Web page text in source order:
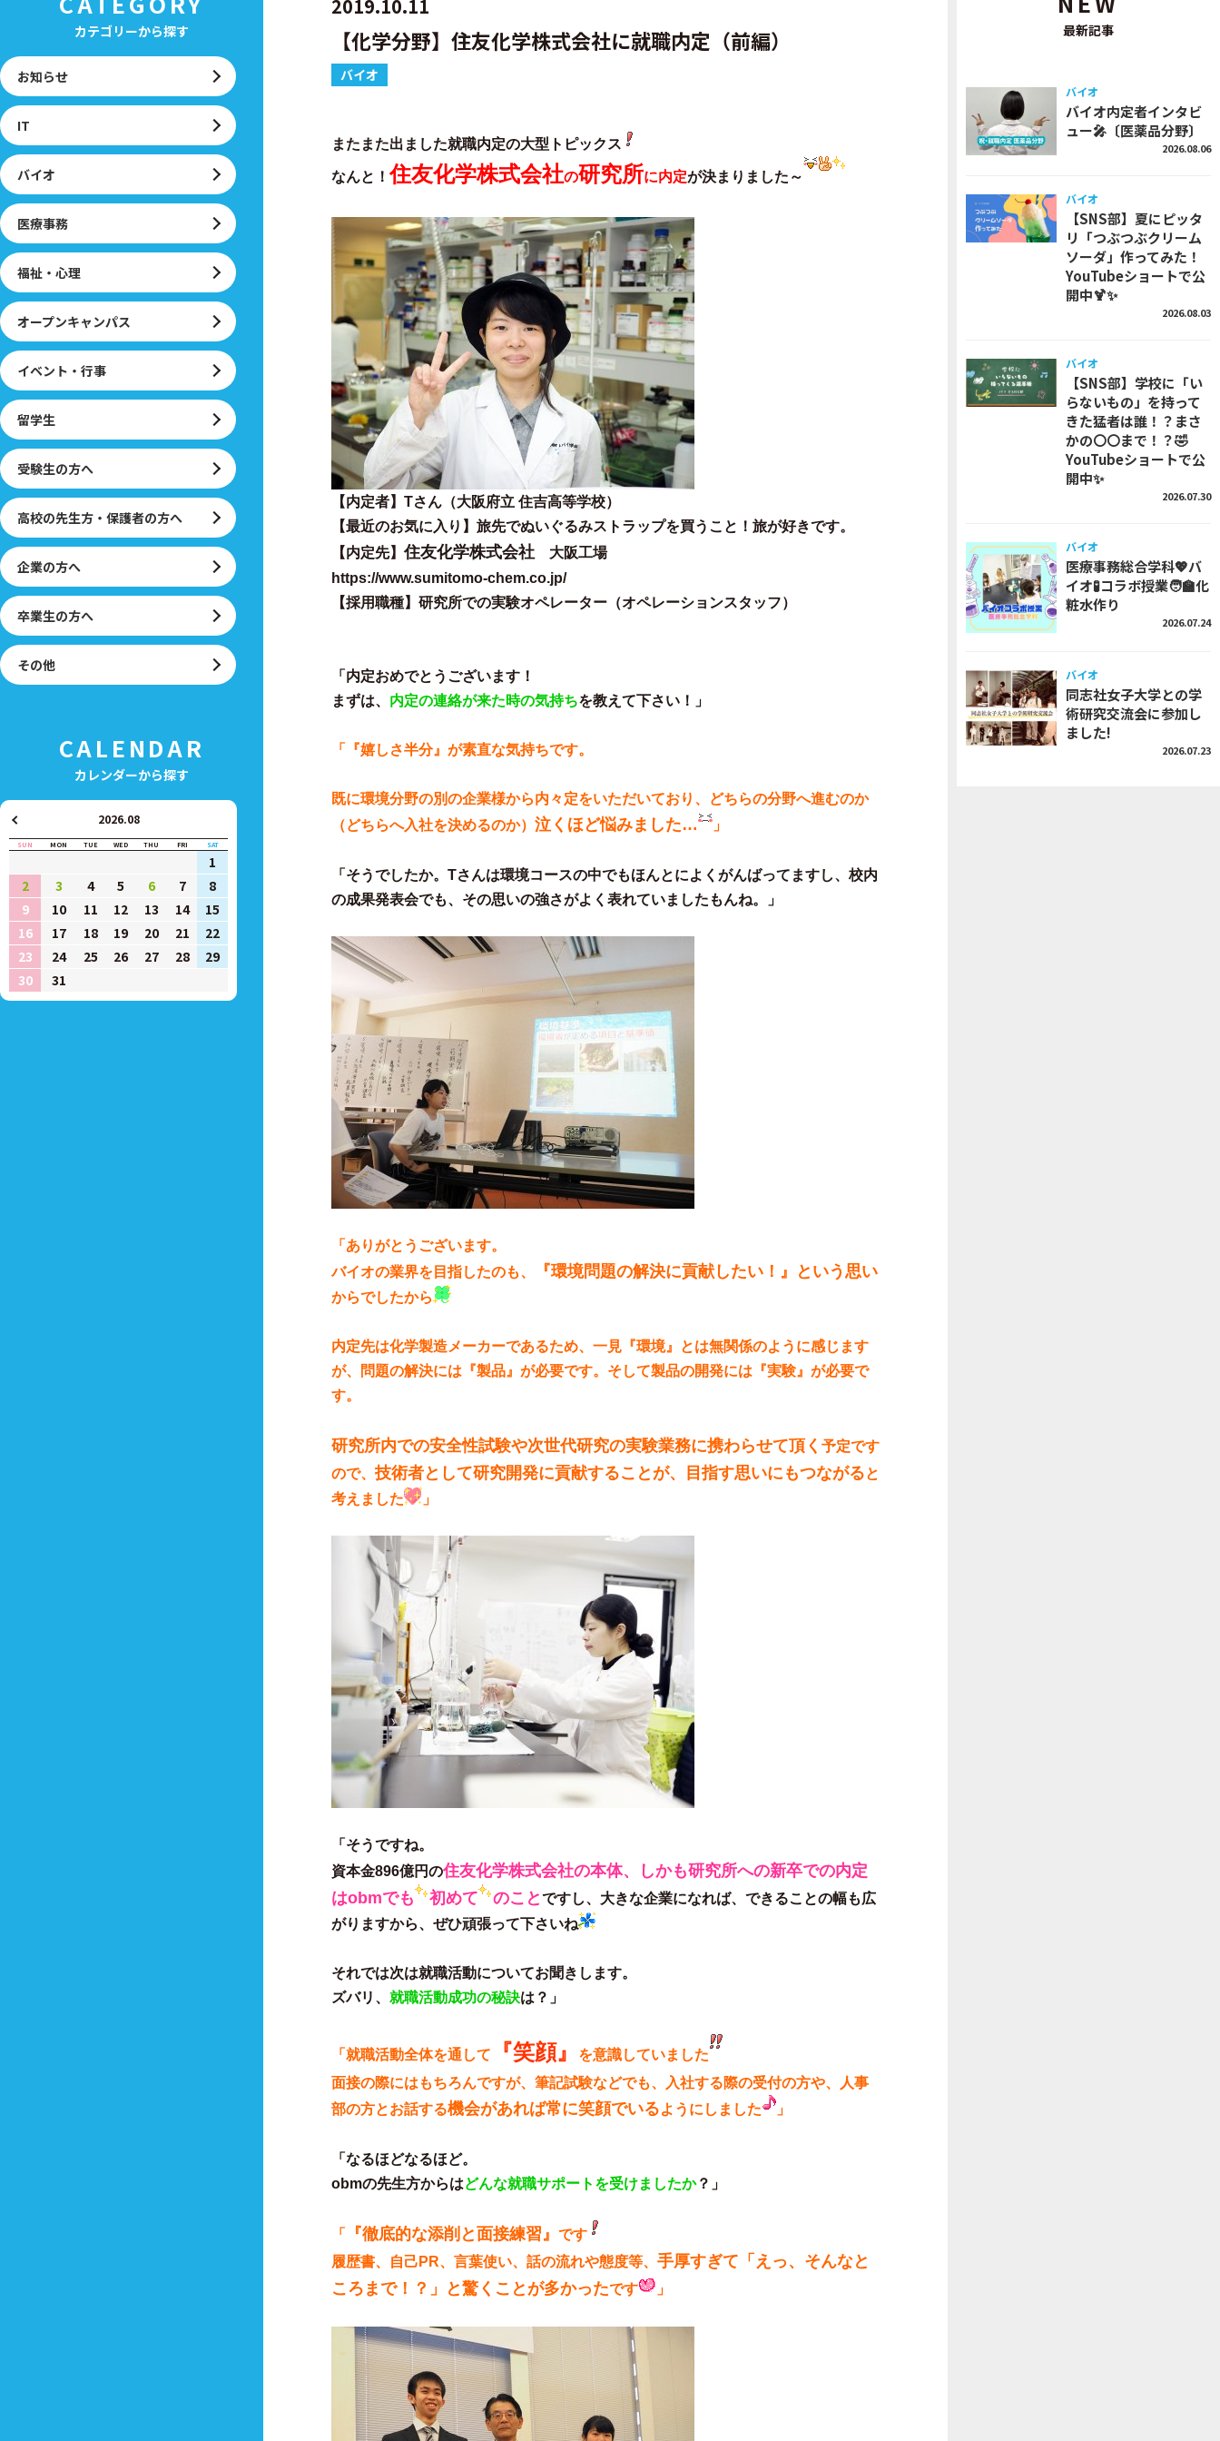
最新記事
バイオ
バイオ内定者インタビ
ュー🎤〔医薬品分野〕
2026.08.06
バイオ
【SNS部】夏にピッタ
リ「つぶつぶクリーム
ソーダ」作ってみた！
YouTubeショートで公
開中🍹✨
2026.08.03
バイオ
【SNS部】学校に「い
らないもの」を持って
きた猛者は誰！？まさ
かの〇〇まで！？🤣
YouTubeショートで公
開中✨
2026.07.30
バイオ
医療事務総合学科💖バ
イオ🧪コラボ授業🧑‍🏫化
粧水作り
2026.07.24
バイオ
同志社女子大学との学
術研究交流会に参加し
ました!
2026.07.23
2019.10.11
【化学分野】住友化学株式会社に就職内定（前編）
バイオ
またまた出ました就職内定の大型トピックス
なんと！住友化学株式会社の研究所に内定が決まりました～
【内定者】Tさん（大阪府立 住吉高等学校）
【最近のお気に入り】旅先でぬいぐるみストラップを買うこと！旅が好きです。
【内定先】住友化学株式会社 大阪工場
https://www.sumitomo-chem.co.jp/
【採用職種】 研究所での実験オペレーター （オペレーションスタッフ）
「内定おめでとうございます！
まずは、 内定の連絡が来た時の気持ちを教えて下さい！」
「 『嬉しさ半分』 が素直な気持ちです。
既に環境分野の別の企業様から内々定をいただいており、
どちらの分野へ進むのか
（どちらへ入社を決めるのか） 泣くほど悩みました… 」
「そうでしたか。Tさんは環境コースの中でもほんとによくがんばってますし、校内
の成果発表会でも、その思いの強さがよく表れていましたもんね。」
「ありがとうございます。
バイオの業界を目指したのも、
『環境問題の解決に貢献したい！』という思い
からでしたから
内定先は化学製造メーカーであるため、一見『環境』とは無関係のように感じます
が、問題の解決には『製品』が必要です。そして製品の開発には『実験』が必要で
す。
研究所内での安全性試験や次世代研究の実験業務に携わらせて頂く 予定です
ので、技術者として研究開発に貢献することが、目指す思いにもつながると
考えました
」
「そうですね。
資本金896億円の住友化学株式会社の本体、しかも研究所への新卒での内定
はobmでも
初めて のことですし、大きな企業になれば、できることの幅も広
がりますから、ぜひ頑張って下さいね
それでは次は就職活動についてお聞きします。
ズバリ、 就職活動成功の秘訣は？」
「就職活動全体を通して 『笑顔』
を意識していました
面接の際にはもちろんですが、筆記試験などでも、入社する際の受付の方や、人事
部の方とお話する機会があれば常に笑顔でいるようにしました 」
「なるほどなるほど。
obmの先生方からはどんな就職サポートを受けましたか？」
「 『徹底的な添削と面接練習』 です
履歴書、自己PR、言葉使い、話の流れや態度等、 手厚すぎて「えっ、そんなと
ころまで！？」と驚くことが多かったです 」
カテゴリーから探す
お知らせ
IT
バイオ
医療事務
福祉・心理
オープンキャンパス
イベント・行事
留学生
受験生の方へ
高校の先生方・保護者の方へ
企業の方へ
卒業生の方へ
その他
CALENDAR
カレンダーから探す
2026.08
SUN MON TUE WED THU FRI SAT
1
2
3 4 5 6 7
8
9
10 11 12 13 14
15
16
17 18 19 20 21
22
23
24 25 26 27 28
29
30
31